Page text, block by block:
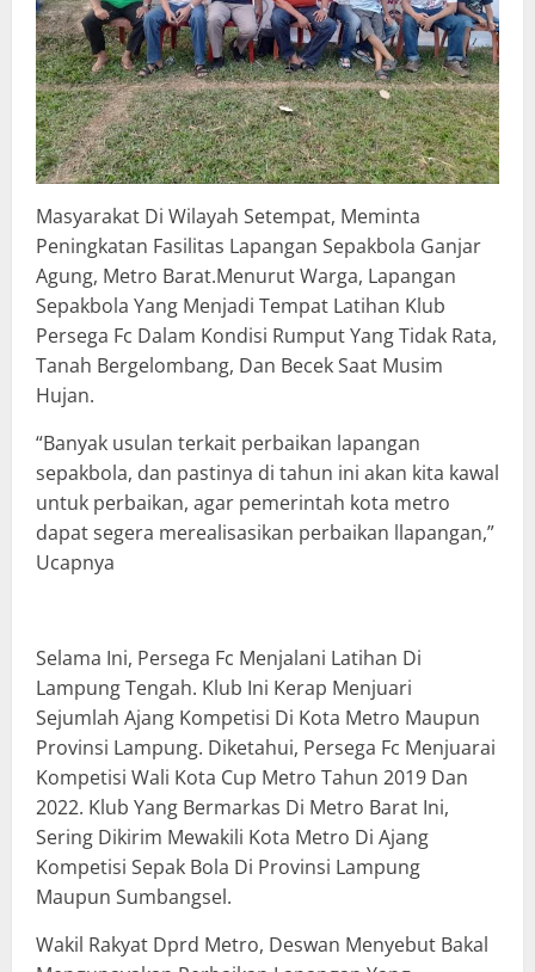
Masyarakat Di Wilayah Setempat, Meminta
Peningkatan Fasilitas Lapangan Sepakbola Ganjar
Agung, Metro Barat.Menurut Warga, Lapangan
Sepakbola Yang Menjadi Tempat Latihan Klub
Persega Fc Dalam Kondisi Rumput Yang Tidak Rata,
Tanah Bergelombang, Dan Becek Saat Musim
Hujan.
“Banyak usulan terkait perbaikan lapangan
sepakbola, dan pastinya di tahun ini akan kita kawal
untuk perbaikan, agar pemerintah kota metro
dapat segera merealisasikan perbaikan llapangan,”
Ucapnya
Selama Ini, Persega Fc Menjalani Latihan Di
Lampung Tengah. Klub Ini Kerap Menjuari
Sejumlah Ajang Kompetisi Di Kota Metro Maupun
Provinsi Lampung. Diketahui, Persega Fc Menjuarai
Kompetisi Wali Kota Cup Metro Tahun 2019 Dan
2022. Klub Yang Bermarkas Di Metro Barat Ini,
Sering Dikirim Mewakili Kota Metro Di Ajang
Kompetisi Sepak Bola Di Provinsi Lampung
Maupun Sumbangsel.
Wakil Rakyat Dprd Metro, Deswan Menyebut Bakal